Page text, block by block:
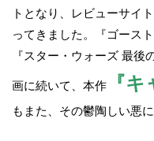
トとなり、レビューサイ
ってきました。『ゴース
『スター・ウォーズ 最
画に続いて、本作 『
もまた、その鬱陶しい悪